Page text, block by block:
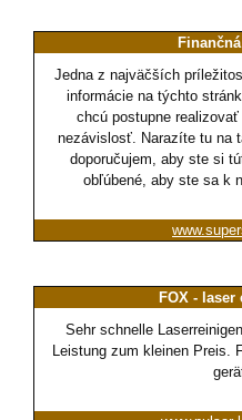
Jedna z najväčších
informácie na týchto
chcú postupne
nezávislosť. Narazíte tu na
doporučujem, aby ste si
obľúbené, aby ste sa k
FOX - laser
Sehr schnelle
Leistung zum kleinen Preis.